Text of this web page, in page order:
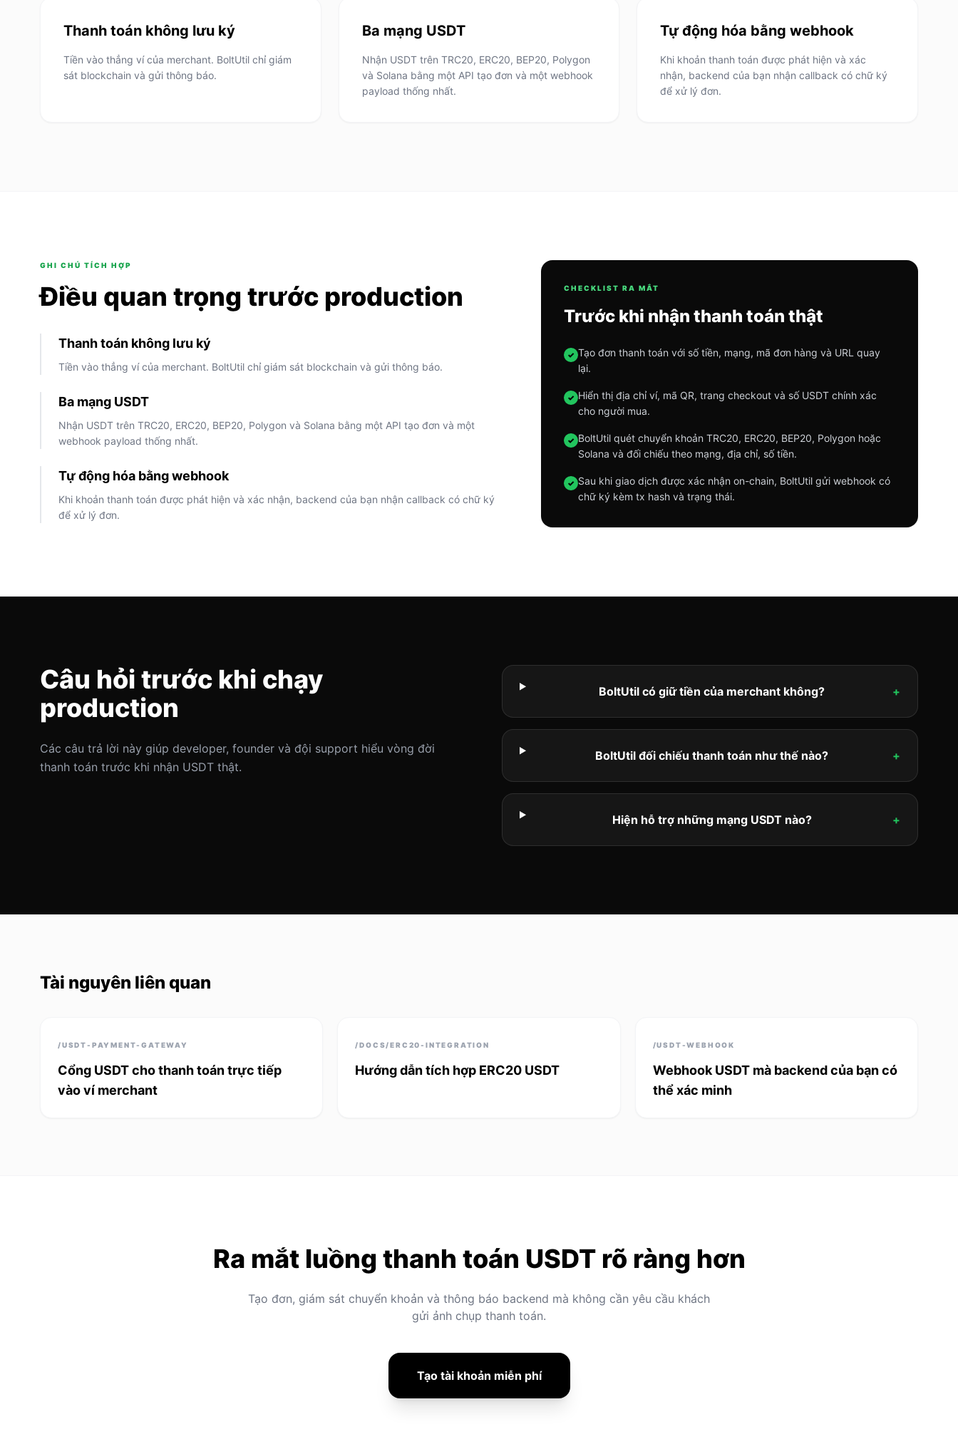
Thanh toán không lưu ký
Tiền vào thẳng ví của merchant. BoltUtil chỉ giám
sát blockchain và gửi thông báo.
Ba mạng USDT
Nhận USDT trên TRC20, ERC20, BEP20, Polygon
và Solana bằng một API tạo đơn và một webhook
payload thống nhất.
Tự động hóa bằng webhook
Khi khoản thanh toán được phát hiện và xác
nhận, backend của bạn nhận callback có chữ ký
để xử lý đơn.
GHI CHÚ TÍCH HỢP
Điều quan trọng trước production
Thanh toán không lưu ký
Tiền vào thẳng ví của merchant. BoltUtil chỉ giám sát blockchain và gửi thông báo.
Ba mạng USDT
Nhận USDT trên TRC20, ERC20, BEP20, Polygon và Solana bằng một API tạo đơn và một
webhook payload thống nhất.
Tự động hóa bằng webhook
Khi khoản thanh toán được phát hiện và xác nhận, backend của bạn nhận callback có chữ ký
để xử lý đơn.
CHECKLIST RA MẮT
Trước khi nhận thanh toán thật
✓ Tạo đơn thanh toán với số tiền, mạng, mã đơn hàng và URL quay
lại.
✓ Hiển thị địa chỉ ví, mã QR, trang checkout và số USDT chính xác
cho người mua.
✓ BoltUtil quét chuyển khoản TRC20, ERC20, BEP20, Polygon hoặc
Solana và đối chiếu theo mạng, địa chỉ, số tiền.
✓ Sau khi giao dịch được xác nhận on-chain, BoltUtil gửi webhook có
chữ ký kèm tx hash và trạng thái.
Câu hỏi trước khi chạy
production
Các câu trả lời này giúp developer, founder và đội support hiểu vòng đời
thanh toán trước khi nhận USDT thật.
BoltUtil có giữ tiền của merchant không? +
BoltUtil đối chiếu thanh toán như thế nào? +
Hiện hỗ trợ những mạng USDT nào? +
Tài nguyên liên quan
/USDT-PAYMENT-GATEWAY
Cổng USDT cho thanh toán trực tiếp
vào ví merchant
/DOCS/ERC20-INTEGRATION
Hướng dẫn tích hợp ERC20 USDT
/USDT-WEBHOOK
Webhook USDT mà backend của bạn có
thể xác minh
Ra mắt luồng thanh toán USDT rõ ràng hơn
Tạo đơn, giám sát chuyển khoản và thông báo backend mà không cần yêu cầu khách
gửi ảnh chụp thanh toán.
Tạo tài khoản miễn phí